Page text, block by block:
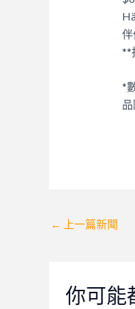
伴
**
*
Post
← 上一篇新聞
你可